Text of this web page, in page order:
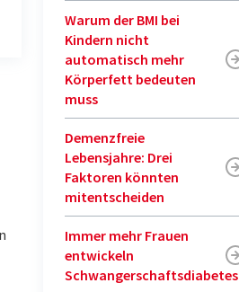
Warum der BMI bei
Kindern nicht
automatisch mehr
Körperfett bedeuten
muss
Demenzfreie
Lebensjahre: Drei
Faktoren könnten
mitentscheiden
Immer mehr Frauen
entwickeln
Schwangerschaftsdiabetes